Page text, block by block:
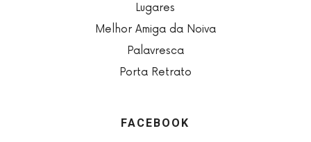
Lugares
Melhor Amiga da Noiva
Palavresca
Porta Retrato
FACEBOOK